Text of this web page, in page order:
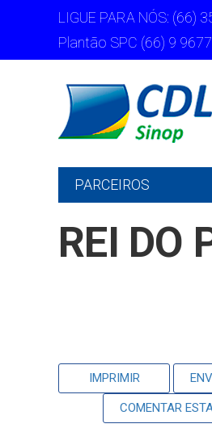
LIGUE PARA NÓS: (66)
Plantão SPC (66) 9
PARCEIROS
REI DO
IMPRIMIR
COMENTAR